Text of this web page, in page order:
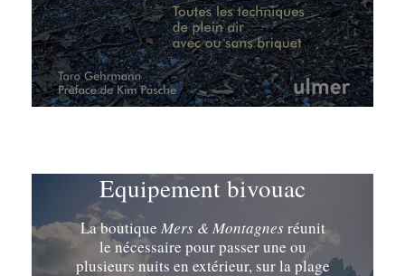
Equipement bivouac
La boutique Mers & Montagnesréunit
le nécessaire pour passer une ou
plusieurs nuits en extérieur, sur la plage